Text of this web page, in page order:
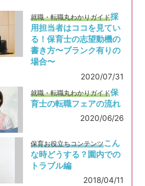
就職・転職丸わかりガイド採
用担当者はココを見てい
る！保育士の志望動機の
書き方〜ブランク有りの
場合〜
2020/07/31
就職・転職丸わかりガイド保
育士の転職フェアの流れ
2020/06/26
保育お役立ちコンテンツこん
な時どうする？園内での
トラブル編
2018/04/11